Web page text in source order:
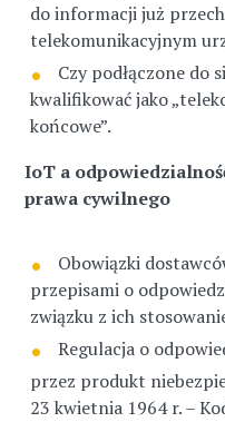
do informacji już
telekomunikacyjnym
Czy podłączone do
kwalifikować jako
końcowe”.
IoT a
prawa cywilnego
Obowiązki
przepisami o
związku z ich
Regulacja o
przez produkt
23 kwietnia 1964 r. –